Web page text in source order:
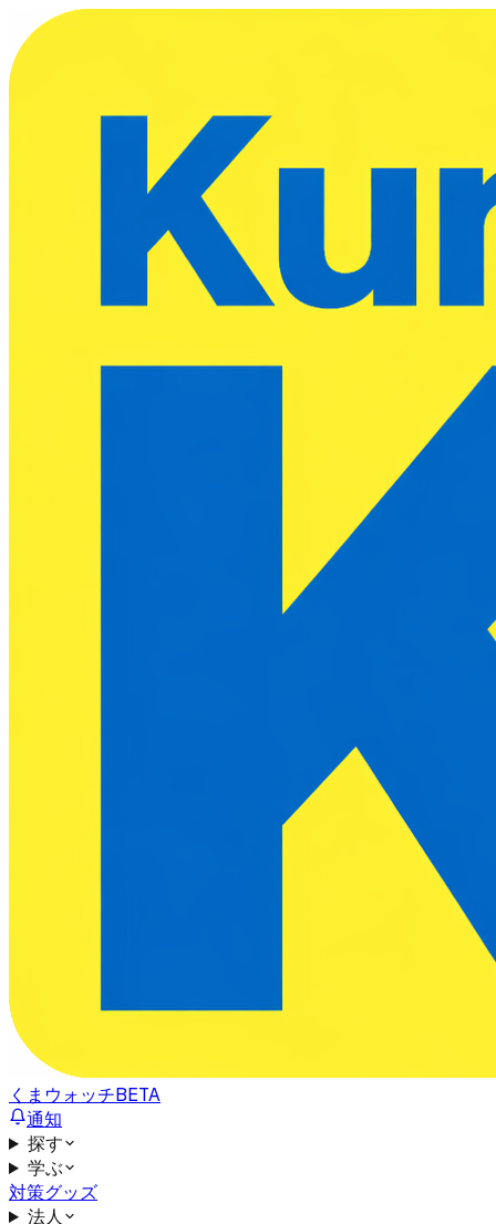
くまウォッチBETA
通知
探す
学ぶ
対策グッズ
法人